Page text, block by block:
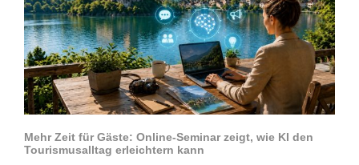
Mehr Zeit für Gäste: Online-Seminar zeigt, wie KI den
Tourismusalltag erleichtern kann